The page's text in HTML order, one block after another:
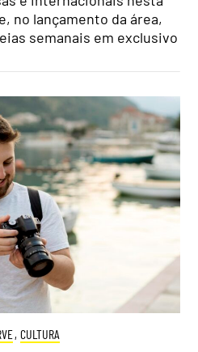
no lançamento da área,
semanais em exclusivo
, CULTURA